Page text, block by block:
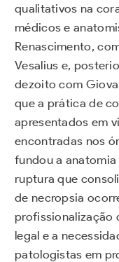
qualitativos na
médicos e
Renascimento,
Vesalius e,
dezoito com
que a prática de
apresentados em
encontradas nos
fundou a
ruptura que
de necropsia
profissionalização
legal e a
patologistas em